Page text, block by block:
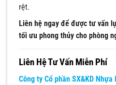
rệt.
Liên hệ ngay để được tư vấn
tối ưu phong thủy cho phòng
Liên Hệ Tư Vấn Miễn Phí
Công ty Cổ phần SX&KD Nhựa